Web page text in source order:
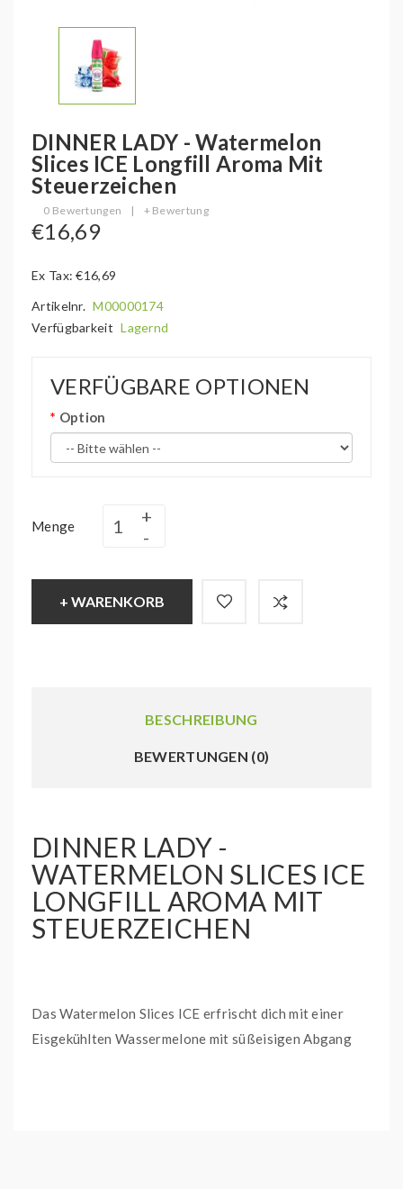
DINNER LADY - Watermelon
Slices ICE Longfill Aroma Mit
Steuerzeichen
0 Bewertungen | + Bewertung
€16,69
Ex Tax: €16,69
Artikelnr. M00000174
Verfügbarkeit Lagernd
VERFÜGBARE OPTIONEN
Option
Menge
+ WARENKORB
BESCHREIBUNG
BEWERTUNGEN (0)
DINNER LADY -
WATERMELON SLICES ICE
LONGFILL AROMA MIT
STEUERZEICHEN
Das Watermelon Slices ICE erfrischt dich mit einer
Eisgekühlten Wassermelone mit süßeisigen Abgang